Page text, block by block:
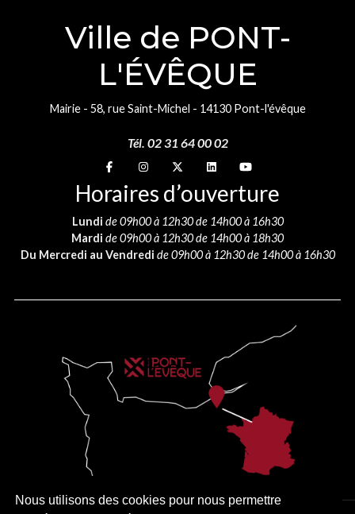
Nous utilisons des cookies pour nous permettre
Ville de PONT-
L'ÉVÊQUE
Mairie - 58, rue Saint-Michel - 14130 Pont-l'évêque
Tél. 02 31 64 00 02
Suivez-nous sur
Suivez-nous sur
Suivez-nous sur
Suivez-nous sur
Suivez-nous sur
Horaires d’ouverture
Lundi de 09h00 à 12h30 de 14h00 à 16h30
Mardi de 09h00 à 12h30 de 14h00 à 18h30
Du Mercredi au Vendredi de 09h00 à 12h30 de 14h00 à 16h30